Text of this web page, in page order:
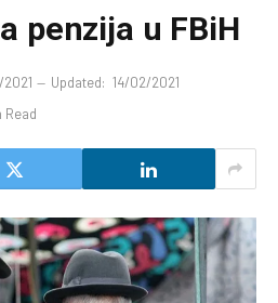
penzija u FBiH
Updated: 14/02/2021
Read